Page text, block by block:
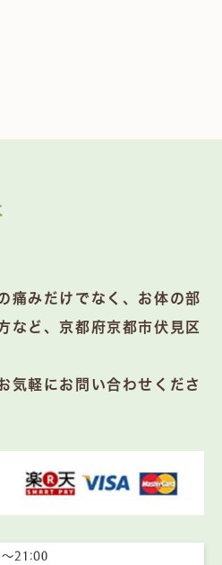
痛みだけでなく、お体の部
など、京都府京都市伏見区
気軽にお問い合わせくださ